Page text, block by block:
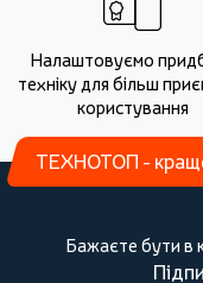
Налаштовуємо
техніку для більш
користування
ТЕХНОТОП -
Бажаєте бути в